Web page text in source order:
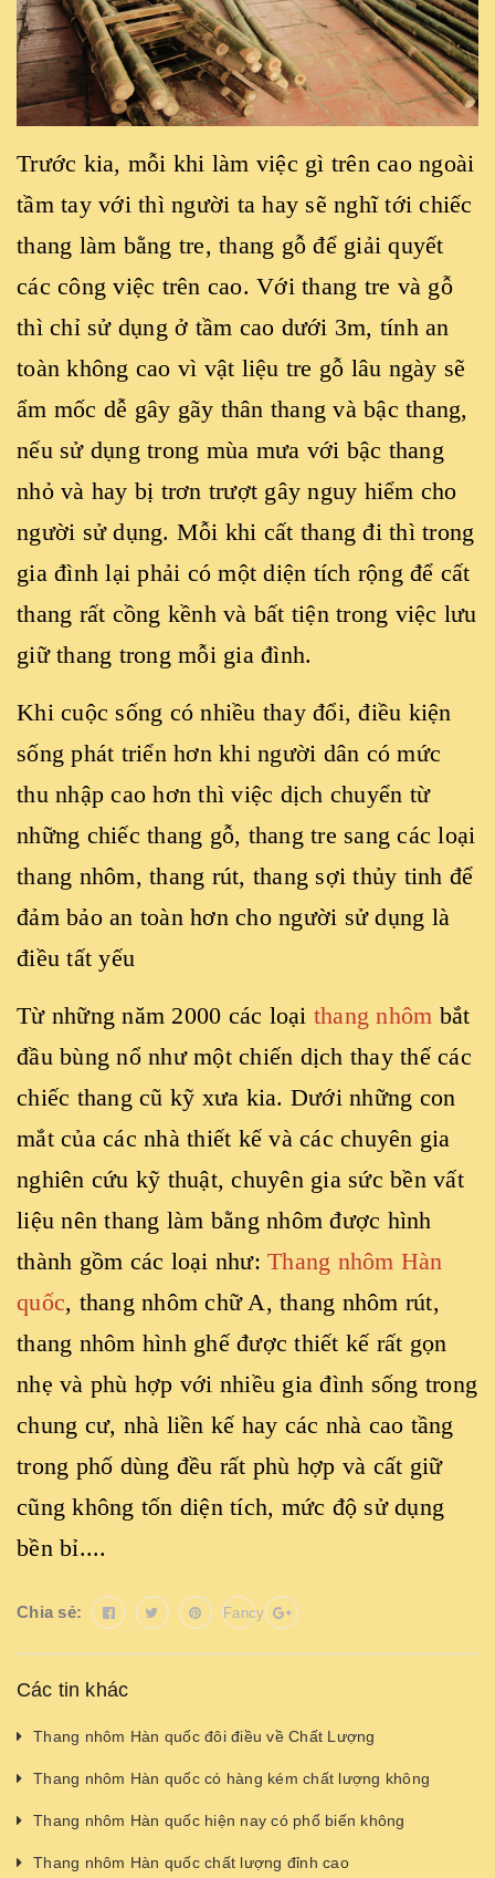
Trước kia, mỗi khi làm việc gì trên cao ngoài
tầm tay với thì người ta hay sẽ nghĩ tới chiếc
thang làm bằng tre, thang gỗ để giải quyết
các công việc trên cao. Với thang tre và gỗ
thì chỉ sử dụng ở tầm cao dưới 3m, tính an
toàn không cao vì vật liệu tre gỗ lâu ngày sẽ
ẩm mốc dễ gây gãy thân thang và bậc thang,
nếu sử dụng trong mùa mưa với bậc thang
nhỏ và hay bị trơn trượt gây nguy hiểm cho
người sử dụng. Mỗi khi cất thang đi thì trong
gia đình lại phải có một diện tích rộng để cất
thang rất cồng kềnh và bất tiện trong việc lưu
giữ thang trong mỗi gia đình.
Khi cuộc sống có nhiều thay đổi, điều kiện
sống phát triển hơn khi người dân có mức
thu nhập cao hơn thì việc dịch chuyển từ
những chiếc thang gỗ, thang tre sang các loại
thang nhôm, thang rút, thang sợi thủy tinh để
đảm bảo an toàn hơn cho người sử dụng là
điều tất yếu
Từ những năm 2000 các loại thang nhôm bắt
đầu bùng nổ như một chiến dịch thay thế các
chiếc thang cũ kỹ xưa kia. Dưới những con
mắt của các nhà thiết kế và các chuyên gia
nghiên cứu kỹ thuật, chuyên gia sức bền vất
liệu nên thang làm bằng nhôm được hình
thành gồm các loại như: Thang nhôm Hàn
quốc, thang nhôm chữ A, thang nhôm rút,
thang nhôm hình ghế được thiết kế rất gọn
nhẹ và phù hợp với nhiều gia đình sống trong
chung cư, nhà liền kế hay các nhà cao tầng
trong phố dùng đều rất phù hợp và cất giữ
cũng không tốn diện tích, mức độ sử dụng
bền bỉ....
Chia sẻ: Fancy
Các tin khác
Thang nhôm Hàn quốc đôi điều về Chất Lượng
Thang nhôm Hàn quốc có hàng kém chất lượng không
Thang nhôm Hàn quốc hiện nay có phổ biến không
Thang nhôm Hàn quốc chất lượng đỉnh cao